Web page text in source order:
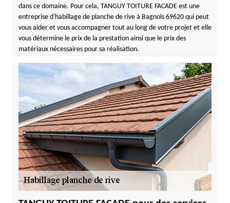
dans ce domaine. Pour cela, TANGUY TOITURE FACADE est une
entreprise d'habillage de planche de rive à Bagnols 69620 qui peut
vous aider et vous accompagner tout au long de votre projet et elle
vous détermine le prix de la prestation ainsi que le prix des
matériaux nécessaires pour sa réalisation.